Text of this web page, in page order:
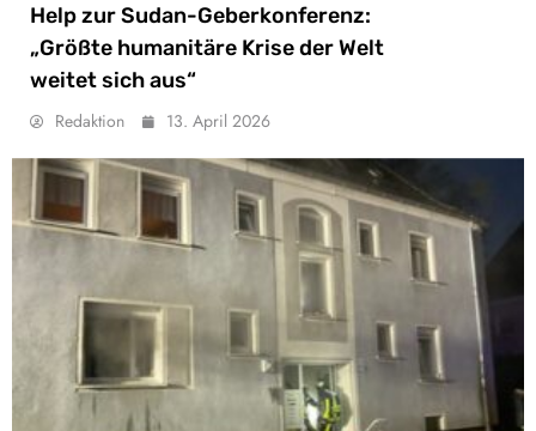
Help zur Sudan-Geberkonferenz:
„Größte humanitäre Krise der Welt
weitet sich aus“
Redaktion 13. April 2026